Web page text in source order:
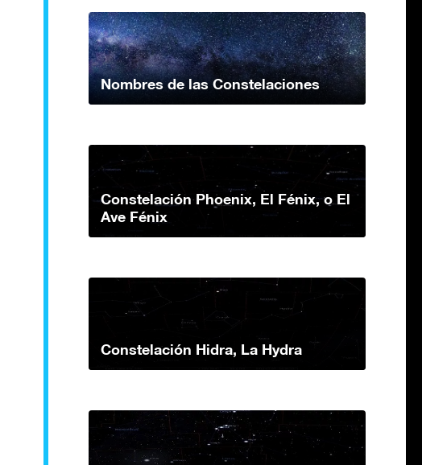
Nombres de las Constelaciones
Constelación Phoenix, El Fénix, o El
Ave Fénix
Constelación Hidra, La Hydra